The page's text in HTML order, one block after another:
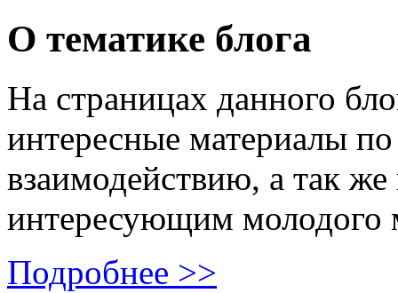
О тематике блога
На страницах данного
интересные материалы
взаимодействию, а так
интересующим молодого
Подробнее >>